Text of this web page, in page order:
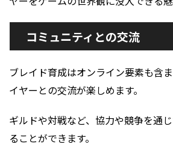
コミュニティとの交流
ブレイド育成はオンライン要素も含
イヤーとの交流が楽しめます。
ギルドや対戦など、協力や競争を通
ることができます。